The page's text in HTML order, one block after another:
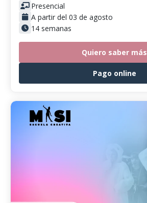
Presencial
A partir del 03 de agosto
14 semanas
Quiero saber más
Pago online